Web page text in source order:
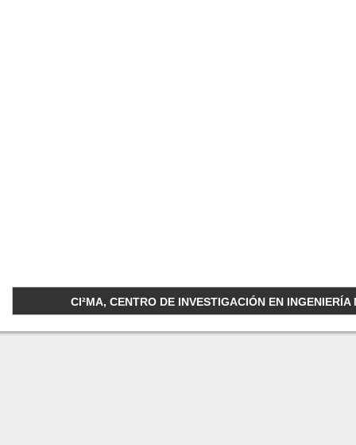
CI²MA, CENTRO DE INVESTIGACIÓN EN